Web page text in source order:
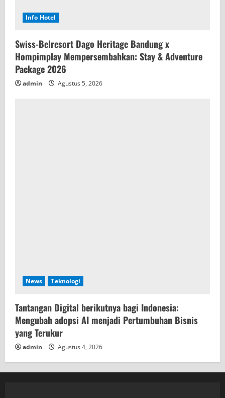
Info Hotel
Swiss-Belresort Dago Heritage Bandung x
Hompimplay Mempersembahkan: Stay & Adventure
Package 2026
admin Agustus 5, 2026
News Teknologi
Tantangan Digital berikutnya bagi Indonesia:
Mengubah adopsi AI menjadi Pertumbuhan Bisnis
yang Terukur
admin Agustus 4, 2026